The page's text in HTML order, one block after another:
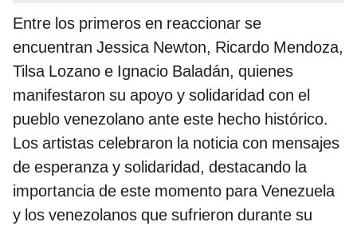
Entre los primeros en reaccionar se
encuentran Jessica Newton, Ricardo Mendoza,
Tilsa Lozano e Ignacio Baladán, quienes
manifestaron su apoyo y solidaridad con el
pueblo venezolano ante este hecho histórico.
Los artistas celebraron la noticia con mensajes
de esperanza y solidaridad, destacando la
importancia de este momento para Venezuela
y los venezolanos que sufrieron durante su